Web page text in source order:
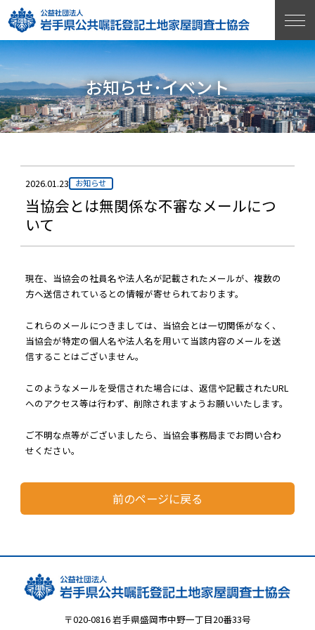
お知らせ･イベント
2026.01.23 お知らせ
当協会とは無関係な不審なメールにつ
いて
現在、当協会の社員名や法人名が記載されたメールが、複数の
方へ送信されているとの情報が寄せられております。
これらのメールにつきましては、当協会とは一切関係がなく、
当協会が特定の個人名や法人名を用いて当該内容のメールを送
信することはございません。
このようなメールを受信された場合には、返信や記載されたURL
へのアクセス等は行わず、削除されますようお願いいたします。
ご不明な点等がございましたら、当協会事務局までお問い合わ
せください。
前のページに戻る
〒020-0816 岩手県盛岡市中野一丁目20番33号